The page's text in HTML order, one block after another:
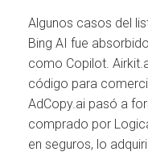
Algunos casos del
Bing AI fue
como Copilot.
código para
AdCopy.ai pasó a
comprado por
en seguros, lo